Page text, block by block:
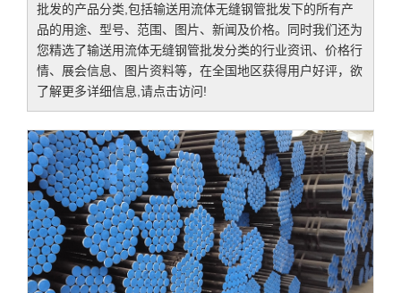
批发的产品分类,包括输送用流体无缝钢管批发下的所有产
品的用途、型号、范围、图片、新闻及价格。同时我们还为
您精选了输送用流体无缝钢管批发分类的行业资讯、价格行
情、展会信息、图片资料等，在全国地区获得用户好评，欲
了解更多详细信息,请点击访问!